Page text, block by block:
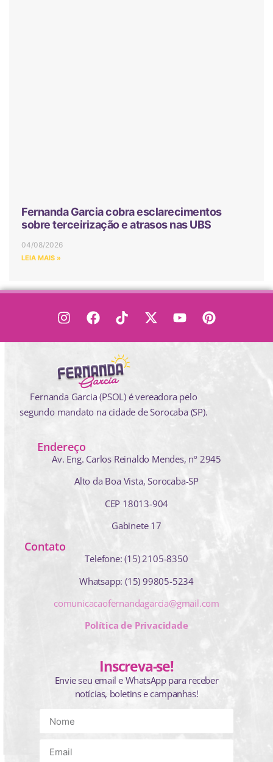
Fernanda Garcia cobra esclarecimentos
sobre terceirização e atrasos nas UBS
04/08/2026
LEIA MAIS »
Fernanda Garcia (PSOL) é vereadora pelo
segundo mandato na cidade de Sorocaba (SP).
Endereço
Av. Eng. Carlos Reinaldo Mendes, nº 2945
Alto da Boa Vista, Sorocaba-SP
CEP 18013-904
Gabinete 17
Contato
Telefone: (15) 2105-8350
Whatsapp: (15) 99805-5234
comunicacaofernandagarcia@gmail.com
Política de Privacidade
Inscreva-se!
Envie seu email e WhatsApp para receber
notícias, boletins e campanhas!